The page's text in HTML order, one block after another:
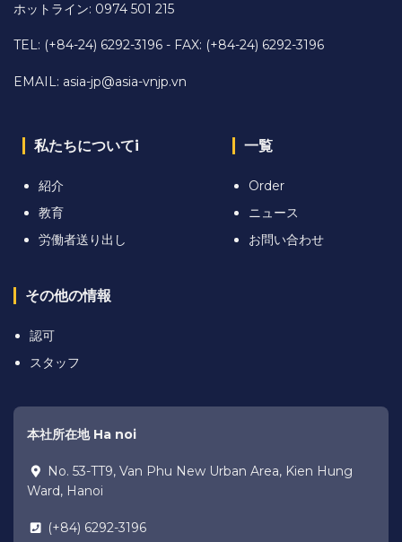
ホットライン: 0974 501 215
TEL: (+84-24) 6292-3196 - FAX: (+84-24) 6292-3196
EMAIL: asia-jp@asia-vnjp.vn
私たちについてi
紹介
教育
労働者送り出し
一覧
Order
ニュース
お問い合わせ
その他の情報
認可
スタッフ
本社所在地 Ha noi
No. 53-TT9, Van Phu New Urban Area, Kien Hung
Ward, Hanoi
(+84) 6292-3196